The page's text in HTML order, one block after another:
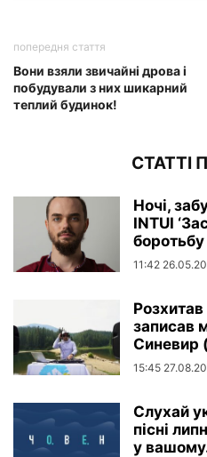
попередня стаття
Вони взяли звичайні дрова і
побудували з них шикарний
теплий будинок!
СТАТТІ
Ночі,
INTUI
боротьбу
11:42
записав
Синевир
15:45
Слухай
пісні
у